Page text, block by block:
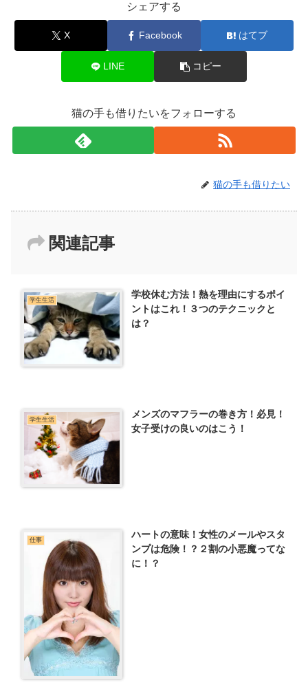
シェアする
X Facebook はてブ
LINE コピー
猫の手も借りたいをフォローする
猫の手も借りたい
関連記事
学生生活
学校休む方法！熱を理由にするポイ
ントはこれ！３つのテクニックと
は？
学生生活
メンズのマフラーの巻き方！必見！
女子受けの良いのはこう！
仕事
ハートの意味！女性のメールやスタ
ンプは危険！？２割の小悪魔ってな
に！？